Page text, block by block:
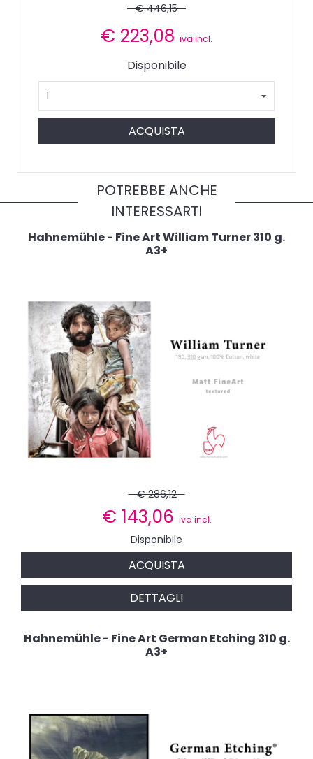
€ 446,15
€ 223,08 iva incl.
Disponibile
ACQUISTA
POTREBBE ANCHE
INTERESSARTI
Hahnemühle - Fine Art William Turner 310 g.
A3+
€ 286,12
€ 143,06 iva incl.
Disponibile
ACQUISTA
DETTAGLI
Hahnemühle - Fine Art German Etching 310 g.
A3+